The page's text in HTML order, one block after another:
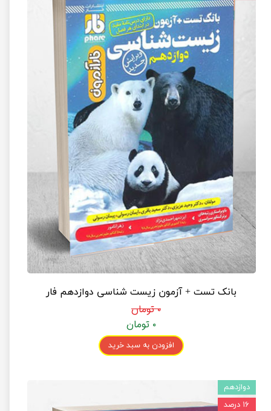
بانک تست + آزمون زیست شناسی دوازدهم فار
۰ تومان
۰ تومان
افزودن به سبد خرید
دوازدهم
۱۶ درصد